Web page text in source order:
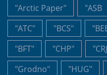
"Arctic Paper" "ASB
"ATC"
"BCS"
"BFT"
"CHP"
"Grodno"
"HUG"